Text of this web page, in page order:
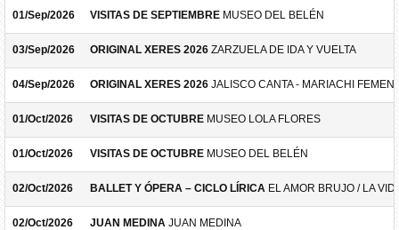
01/Sep/2026 VISITAS DE SEPTIEMBRE MUSEO DEL BELÉN
03/Sep/2026 ORIGINAL XERES 2026 ZARZUELA DE IDA Y VUELTA
04/Sep/2026 ORIGINAL XERES 2026 JALISCO CANTA - MARIACHI
01/Oct/2026 VISITAS DE OCTUBRE MUSEO LOLA FLORES
01/Oct/2026 VISITAS DE OCTUBRE MUSEO DEL BELÉN
02/Oct/2026 BALLET Y ÓPERA – CICLO LÍRICA EL AMOR BRUJO / LA
02/Oct/2026 JUAN MEDINA JUAN MEDINA